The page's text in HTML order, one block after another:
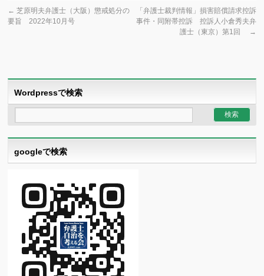
← 芝原明夫弁護士（大阪）懲戒処分の
要旨 2022年10月号
「弁護士裁判情報」損害賠償請求控訴
事件・同附帯控訴 控訴人小倉秀夫弁
護士（東京）第1回
→
Wordpressで検索
googleで検索